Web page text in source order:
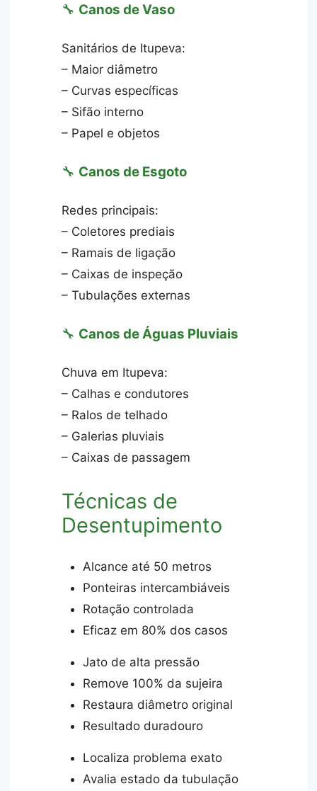
🔧 Canos de Vaso
Sanitários de Itupeva:
– Maior diâmetro
– Curvas específicas
– Sifão interno
– Papel e objetos
🔧 Canos de Esgoto
Redes principais:
– Coletores prediais
– Ramais de ligação
– Caixas de inspeção
– Tubulações externas
🔧 Canos de Águas Pluviais
Chuva em Itupeva:
– Calhas e condutores
– Ralos de telhado
– Galerias pluviais
– Caixas de passagem
Técnicas de
Desentupimento
Alcance até 50 metros
Ponteiras intercambiáveis
Rotação controlada
Eficaz em 80% dos casos
Jato de alta pressão
Remove 100% da sujeira
Restaura diâmetro original
Resultado duradouro
Localiza problema exato
Avalia estado da tubulação